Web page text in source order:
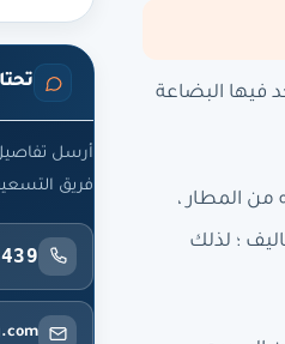
فيها البضاعة
المطار ،
؛ لذلك
أرسل
فريق